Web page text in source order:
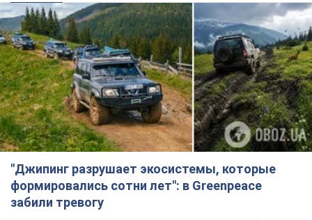
"Джипинг разрушает экосистемы, которые
формировались сотни лет": в Greenpeace
забили тревогу